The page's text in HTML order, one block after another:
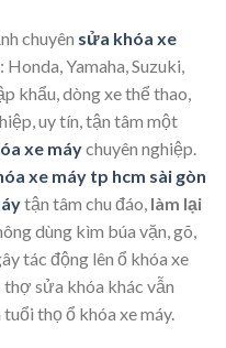
chuyên sửa khóa xe
Honda, Yamaha, Suzuki,
khẩu, dòng xe thể thao,
uy tín, tận tâm một
xe máychuyên nghiệp.
xe máy tp hcm sài gòn
tận tâm chu đáo, làm lại
dùng kìm búa vặn, gõ,
tác động lên ổ khóa xe
sửa khóa khác vẫn
thọ ổ khóa xe máy.